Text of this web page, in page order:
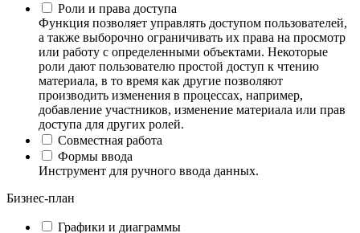
Роли и права доступа
Функция позволяет управлять доступом пользователей,
а также выборочно ограничивать их права на просмотр
или работу с определенными объектами. Некоторые
роли дают пользователю простой доступ к чтению
материала, в то время как другие позволяют
производить изменения в процессах, например,
добавление участников, изменение материала или прав
доступа для других ролей.
Совместная работа
Формы ввода
Инструмент для ручного ввода данных.
Бизнес-план
Графики и диаграммы